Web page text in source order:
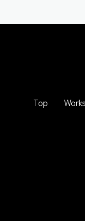
Top Works